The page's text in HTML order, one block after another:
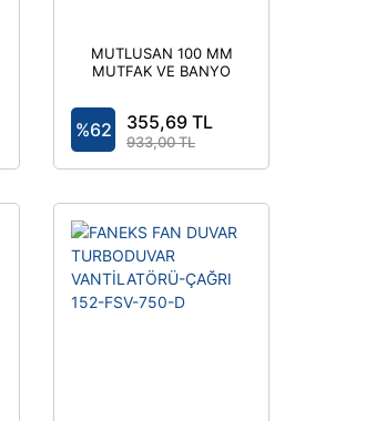
MUTLUSAN 100 MM
MUTFAK VE BANYO
%62 355,69 TL
933,00 TL